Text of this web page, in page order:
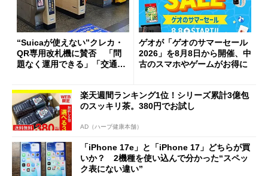
“Suicaが使えない”クレカ・
QR専用改札機に賛否 「問
題なく運用できる」「交通系I
ゲオが「ゲオのサマーセール
2026」を8月8日から開催、中
古のスマホやゲームがお得に
楽天週間ランキング1位！シリーズ累計3億包
のスッキリ茶。380円でお試し
AD（ハーブ健康本舗）
「iPhone 17e」と「iPhone 17」どちらが買
いか？ 2機種を使い込んで分かった“スペッ
ク表にない違い”